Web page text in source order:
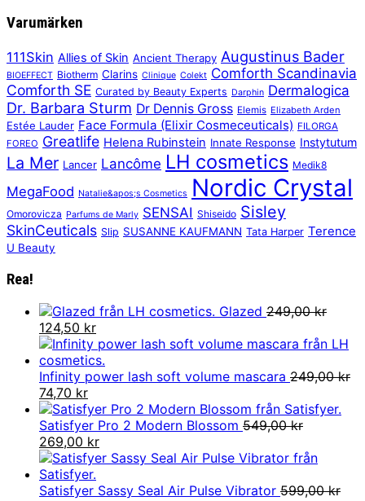
Varumärken
111Skin Allies of Skin Ancient Therapy Augustinus Bader
BIOEFFECT Biotherm Clarins Clinique Colekt Comforth Scandinavia
Comforth SE Curated by Beauty Experts Darphin Dermalogica
Dr. Barbara Sturm Dr Dennis Gross Elemis Elizabeth Arden
Estée Lauder Face Formula (Elixir Cosmeceuticals) FILORGA
FOREO Greatlife Helena Rubinstein Innate Response Instytutum
La Mer Lancer Lancôme LH cosmetics Medik8
MegaFood Natalie&apos;s Cosmetics Nordic Crystal
Omorovicza Parfums de Marly SENSAI Shiseido Sisley
SkinCeuticals Slip SUSANNE KAUFMANN Tata Harper Terence
U Beauty
Rea!
Glazed 249,00kr
Det
ursprungliga
priset
var:
249,00 kr.
124,50 krDet
nuvarande
priset
är:
Infinity power lash soft volume mascara 249,00kr
Det
ursprungliga
priset
var:
249,00 kr.
74,70 krDet
nuvarande
priset
är:
74,70 kr.
Satisfyer Pro 2 Modern Blossom 549,00kr
Det
ursprungliga
priset
var:
269,00 krDet
nuvarande
är:
Satisfyer Sassy Seal Air Pulse Vibrator 599,00kr